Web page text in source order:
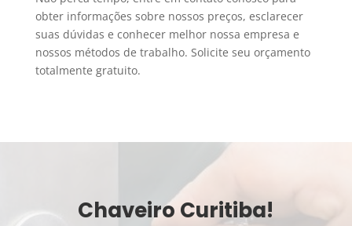
obter informações sobre nossos preços, esclarecer
suas dúvidas e conhecer melhor nossa empresa e
nossos métodos de trabalho. Solicite seu orçamento
totalmente gratuito.
Chaveiro Curitiba!